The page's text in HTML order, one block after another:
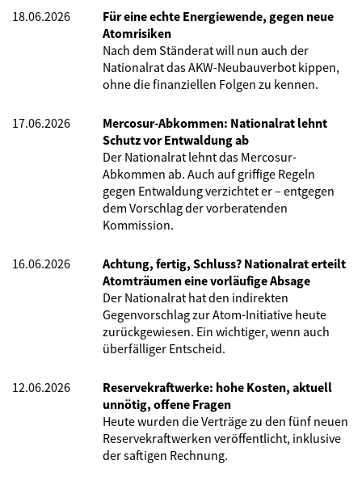
18.06.2026
Für eine echte Energiewende, gegen neue
Atomrisiken
Nach dem Ständerat will nun auch der
Nationalrat das AKW-Neubauverbot kippen,
ohne die finanziellen Folgen zu kennen.
17.06.2026
Mercosur-Abkommen: Nationalrat lehnt
Schutz vor Entwaldung ab
Der Nationalrat lehnt das Mercosur-
Abkommen ab. Auch auf griffige Regeln
gegen Entwaldung verzichtet er – entgegen
dem Vorschlag der vorberatenden
Kommission.
16.06.2026
Achtung, fertig, Schluss? Nationalrat erteilt
Atomträumen eine vorläufige Absage
Der Nationalrat hat den indirekten
Gegenvorschlag zur Atom-Initiative heute
zurückgewiesen. Ein wichtiger, wenn auch
überfälliger Entscheid.
12.06.2026
Reservekraftwerke: hohe Kosten, aktuell
unnötig, offene Fragen
Heute wurden die Verträge zu den fünf neuen
Reservekraftwerken veröffentlicht, inklusive
der saftigen Rechnung.